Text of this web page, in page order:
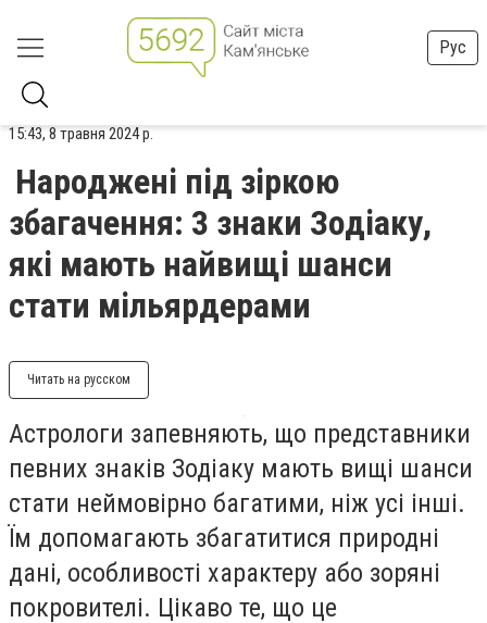
Рус
15:43, 8 травня 2024 р.
Народжені під зіркою
збагачення: 3 знаки Зодіаку,
які мають найвищі шанси
стати мільярдерами
Читать на русском
Астрологи запевняють, що представники
певних знаків Зодіаку мають вищі шанси
стати неймовірно багатими, ніж усі інші.
Їм допомагають збагатитися природні
дані, особливості характеру або зоряні
покровителі. Цікаво те, що це